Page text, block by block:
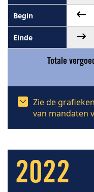
Totale
Zie de
van mandaten
2022